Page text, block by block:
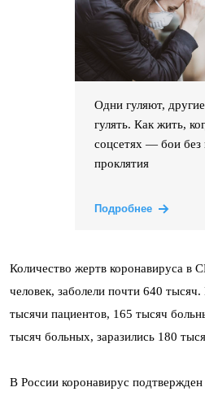
Одни гуляют,
гулять. Как жить,
соцсетях — бои без
проклятия
Подробнее
Количество жертв коронавируса
человек, заболели почти 640
тысячи пациентов, 165 тысяч
тысяч больных, заразились 180
В России коронавирус